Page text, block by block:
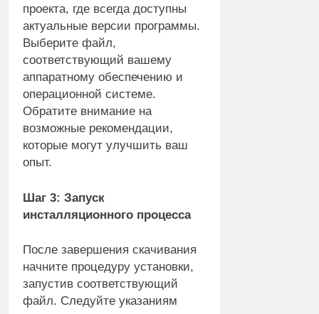
проекта, где всегда доступны
актуальные версии программы.
Выберите файл,
соответствующий вашему
аппаратному обеспечению и
операционной системе.
Обратите внимание на
возможные рекомендации,
которые могут улучшить ваш
опыт.
Шаг 3: Запуск
инсталляционного процесса
После завершения скачивания
начните процедуру установки,
запустив соответствующий
файл. Следуйте указаниям